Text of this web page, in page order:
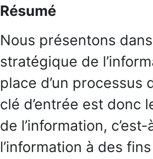
Résumé
Nous présentons
stratégique de
place d’un
clé d’entrée est donc
de l’information,
l’information à des